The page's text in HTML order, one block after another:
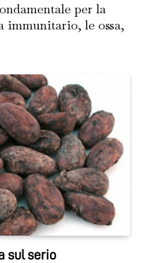
per la
immunitario, le ossa,
sul serio